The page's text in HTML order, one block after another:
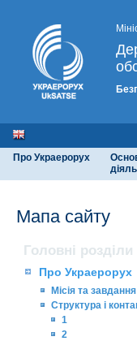
Про Украерорух
Мапа сайту
Головні розділи
Про Украерорух
Місія та завдання
Структура і
1
2